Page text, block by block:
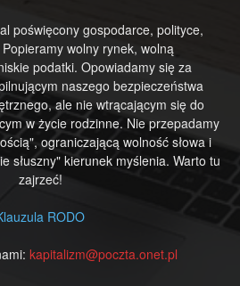
poświęcony gospodarce, polityce,
wolny rynek, wolną
podatki. Opowiadamy się za
naszego bezpieczeństwa
ale nie wtrącającym się do
w życie rodzinne. Nie przepadamy
ograniczającą wolność słowa i
słuszny" kierunek myślenia. Warto tu
zajrzeć!
RODO
kapitalizm@poczta.onet.pl